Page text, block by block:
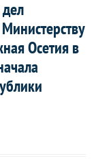
Осетия в